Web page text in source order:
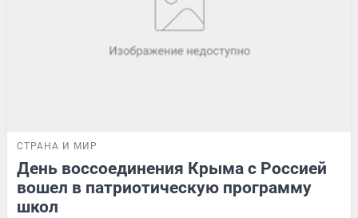
СТРАНА И МИР
День воссоединения Крыма с Россией
вошел в патриотическую программу
школ